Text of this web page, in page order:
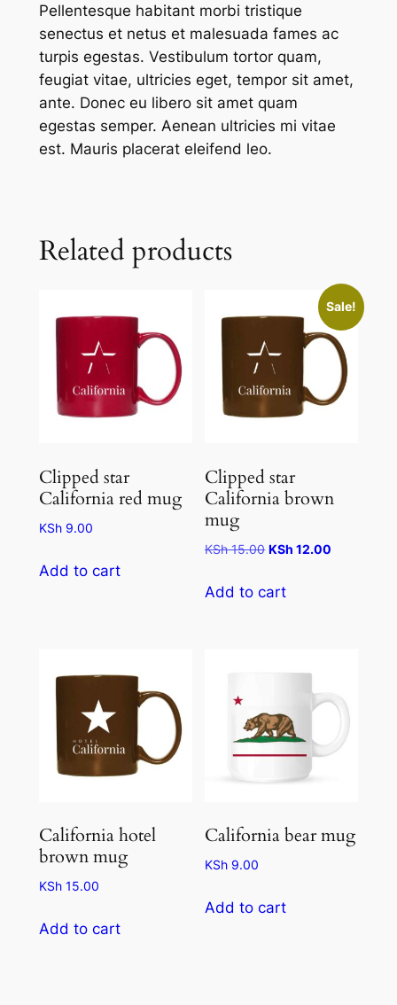
Pellentesque habitant morbi tristique
senectus et netus et malesuada fames ac
turpis egestas. Vestibulum tortor quam,
feugiat vitae, ultricies eget, tempor sit amet,
ante. Donec eu libero sit amet quam
egestas semper. Aenean ultricies mi vitae
est. Mauris placerat eleifend leo.
Related products
Clipped star
California red mug
KSh9.00
Add to cart
Sale!
Clipped star
California brown
mug
KSh15.00 Original
was:
KSh 12.00
Add to cart
California hotel
brown mug
KSh15.00
Add to cart
California bear mug
KSh 9.00
Add to cart